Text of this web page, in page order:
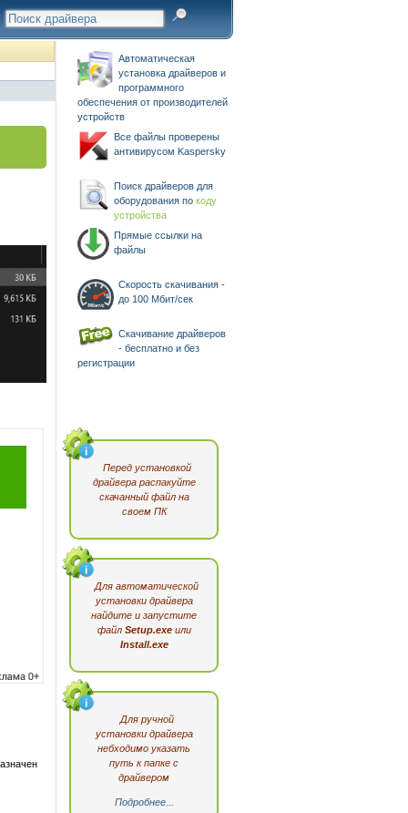
Автоматическая
установка драйверов и
программного
обеспечения от производителей
устройств
Все файлы проверены
антивирусом Kaspersky
Поиск драйверов для
оборудования по коду
устройства
Прямые ссылки на
файлы
Скорость скачивания -
до 100 Мбит/сек
Скачивание драйверов
- бесплатно и без
регистрации
Перед установкой
драйвера распакуйте
скачанный файл на
своем ПК
Для автоматической
установки драйвера
найдите и запустите
файл Setup.exeили
Install.exe
Для ручной
установки драйвера
небходимо указать
путь к папке с
драйвером
Подробнее...